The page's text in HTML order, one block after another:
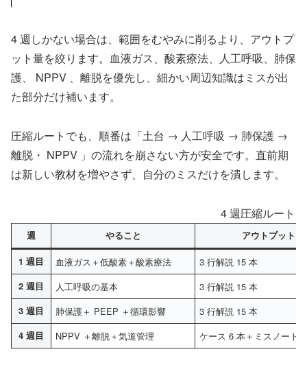
4 週しかない場合は、範囲をむやみに削るより、アウトプ
ット量を絞ります。血液ガス、酸素療法、人工呼吸、肺保
護、 NPPV 、離脱を優先し、細かい周辺知識はミスが出
た部分だけ補います。
圧縮ルートでも、順番は「土台 → 人工呼吸 → 肺保護 →
離脱・ NPPV 」の流れを崩さない方が安全です。直前期
は新しい教材を増やさず、自分のミスだけを潰します。
4 週圧縮ルート
週 やること アウトプット
1 週目 血液ガス＋低酸素＋酸素療法 3 行解説 15 本
2 週目 人工呼吸の基本 3 行解説 15 本
3 週目 肺保護＋ PEEP ＋循環影響 3 行解説 15 本
4 週目 NPPV ＋離脱＋気道管理 ケース 6 本＋ミスノート